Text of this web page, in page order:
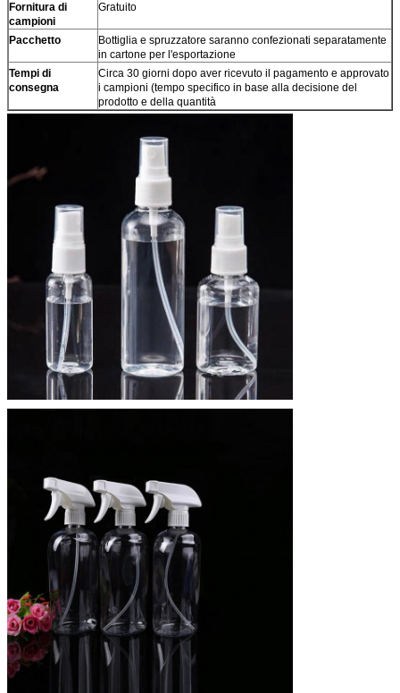
Fornitura di
campioni
Gratuito
Pacchetto
Bottiglia e spruzzatore saranno confezionati separatamente
in cartone per l'esportazione
Tempi di
consegna
Circa 30 giorni dopo aver ricevuto il pagamento e approvato
i campioni (tempo specifico in base alla decisione del
prodotto e della quantità